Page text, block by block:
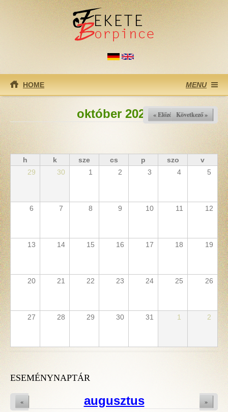
Ugrás a tartalomra
HOME MENU
október 2025 « Előző Következő »
h k sze cs p szo
v
29
30 1 2 3 4 5
6 7 8 9 10 11 12
13 14 15 16 17 18 19
20 21 22 23 24 25 26
27 28 29 30 31 1 2
ESEMÉNYNAPTÁR
augusztus
« »